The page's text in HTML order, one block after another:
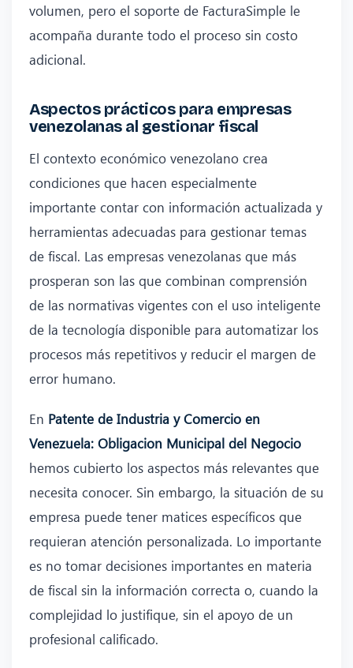
volumen, pero el soporte de FacturaSimple le
acompaña durante todo el proceso sin costo
adicional.
Aspectos prácticos para empresas
venezolanas al gestionar fiscal
El contexto económico venezolano crea
condiciones que hacen especialmente
importante contar con información actualizada y
herramientas adecuadas para gestionar temas
de fiscal. Las empresas venezolanas que más
prosperan son las que combinan comprensión
de las normativas vigentes con el uso inteligente
de la tecnología disponible para automatizar los
procesos más repetitivos y reducir el margen de
error humano.
En Patente de Industria y Comercio en
Venezuela: Obligacion Municipal del Negocio
hemos cubierto los aspectos más relevantes que
necesita conocer. Sin embargo, la situación de su
empresa puede tener matices específicos que
requieran atención personalizada. Lo importante
es no tomar decisiones importantes en materia
de fiscal sin la información correcta o, cuando la
complejidad lo justifique, sin el apoyo de un
profesional calificado.